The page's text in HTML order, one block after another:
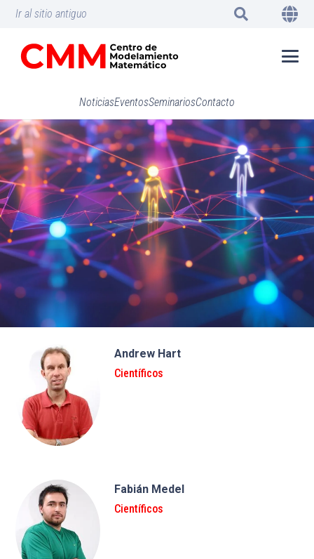
Ir al sitio antiguo
NoticiasEventosSeminariosContacto
Andrew Hart
Científicos
Fabián Medel
Científicos